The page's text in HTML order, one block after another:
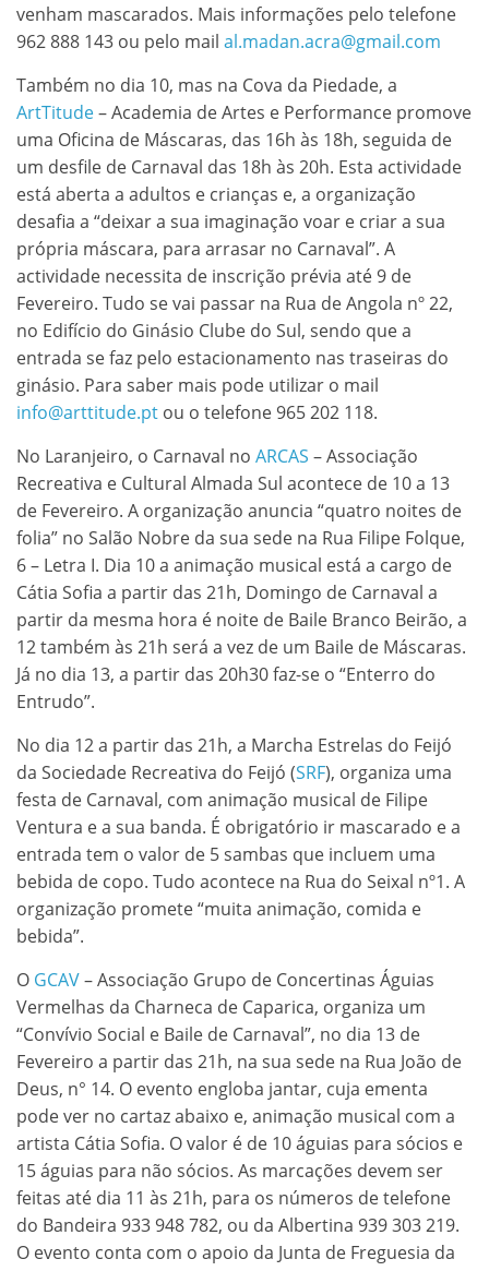
venham mascarados. Mais informações pelo telefone
962 888 143 ou pelo mail al.madan.acra@gmail.com
Também no dia 10, mas na Cova da Piedade, a
ArtTitude– Academia de Artes e Performance promove
uma Oficina de Máscaras, das 16h às 18h, seguida de
um desfile de Carnaval das 18h às 20h. Esta actividade
está aberta a adultos e crianças e, a organização
desafia a “deixar a sua imaginação voar e criar a sua
própria máscara, para arrasar no Carnaval”. A
actividade necessita de inscrição prévia até 9 de
Fevereiro. Tudo se vai passar na Rua de Angola nº 22,
no Edifício do Ginásio Clube do Sul, sendo que a
entrada se faz pelo estacionamento nas traseiras do
ginásio. Para saber mais pode utilizar o mail
info@arttitude.pt ou o telefone 965 202 118.
No Laranjeiro, o Carnaval no ARCAS – Associação
Recreativa e Cultural Almada Sul acontece de 10 a 13
de Fevereiro. A organização anuncia “quatro noites de
folia” no Salão Nobre da sua sede na Rua Filipe Folque,
6 – Letra I. Dia 10 a animação musical está a cargo de
Cátia Sofia a partir das 21h, Domingo de Carnaval a
partir da mesma hora é noite de Baile Branco Beirão, a
12 também às 21h será a vez de um Baile de Máscaras.
Já no dia 13, a partir das 20h30 faz-se o “Enterro do
Entrudo”.
No dia 12 a partir das 21h, a Marcha Estrelas do Feijó
da Sociedade Recreativa do Feijó (SRF), organiza uma
festa de Carnaval, com animação musical de Filipe
Ventura e a sua banda. É obrigatório ir mascarado e a
entrada tem o valor de 5 sambas que incluem uma
bebida de copo. Tudo acontece na Rua do Seixal nº1. A
organização promete “muita animação, comida e
bebida”.
O GCAV– Associação Grupo de Concertinas Águias
Vermelhas da Charneca de Caparica, organiza um
“Convívio Social e Baile de Carnaval”, no dia 13 de
Fevereiro a partir das 21h, na sua sede na Rua João de
Deus, n° 14. O evento engloba jantar, cuja ementa
pode ver no cartaz abaixo e, animação musical com a
artista Cátia Sofia. O valor é de 10 águias para sócios e
15 águias para não sócios. As marcações devem ser
feitas até dia 11 às 21h, para os números de telefone
do Bandeira 933 948 782, ou da Albertina 939 303 219.
O evento conta com o apoio da Junta de Freguesia da